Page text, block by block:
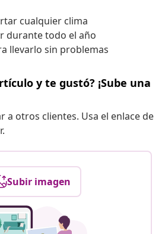
cualquier clima
durante todo el año
llevarlo sin problemas
y te gustó? ¡Sube una
a otros clientes. Usa el enlace de
Subir imagen